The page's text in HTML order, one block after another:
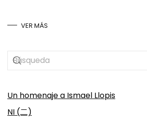
VER MÁS
Un homenaje a Ismael Llopis
NI (二)